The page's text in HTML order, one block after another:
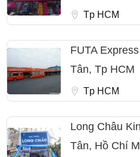
Tp HCM
FUTA
Tân, Tp HCM
Tp HCM
Long Châu
Tân, Hồ Chí